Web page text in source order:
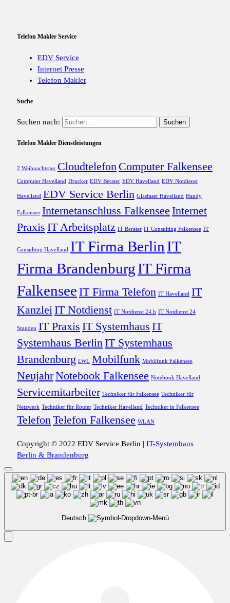
Telefon Makler Service
EDV Service
Internet Presse
Telefon Makler
Suche
Suchen nach:
Telefon Makler Dienstleistungen
2 Weihnachtstag Cloudtelefon Computer Falkensee
Computer Havelland Drucker EDV Berater EDV Havelland EDV Notdienst
Havelland EDV Service Berlin Glasfaser Havelland Handy
Falkensee Internetanschluss Falkensee Internet
Praxis IT Arbeitsplatz IT Berater IT Consulting Falkensee IT
Consulting Havelland IT Firma Berlin IT
Firma BrandenburgIT Firma
Falkensee IT Firma Telefon IT Havelland IT
KanzleiIT Notdienst IT Notdienst 24 h IT Notdienst 24
Stunden IT Praxis IT Systemhaus IT
Systemhaus BerlinIT Systemhaus
Brandenburg LWL Mobilfunk Mobilfunk Falkensee
NeujahrNotebook Falkensee Notebook Havelland
Servicemitarbeiter Techniker für Falkensee Techniker für
Netzwerk Techniker für Router Techniker Havelland Techniker in Falkensee
TelefonTelefon Falkensee WLAN
Copyright © 2022 EDV Service Berlin | IT-Systemhaus
Berlin & Brandenburg
Deutsch